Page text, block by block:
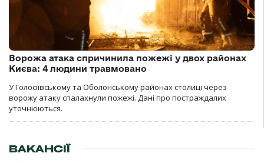
Ворожа атака спричинила пожежі у двох районах
Києва: 4 людини травмовано
У Голосіївському та Оболонському районах столиці через
ворожу атаку спалахнули пожежі. Дані про постраждалих
уточнюються.
ВАКАНСІЇ